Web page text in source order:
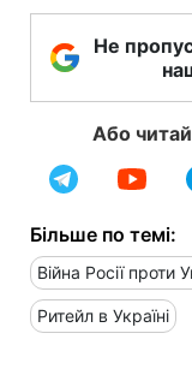
Не
Або
Більше по темі:
Війна Росії проти
Ритейл в Україні